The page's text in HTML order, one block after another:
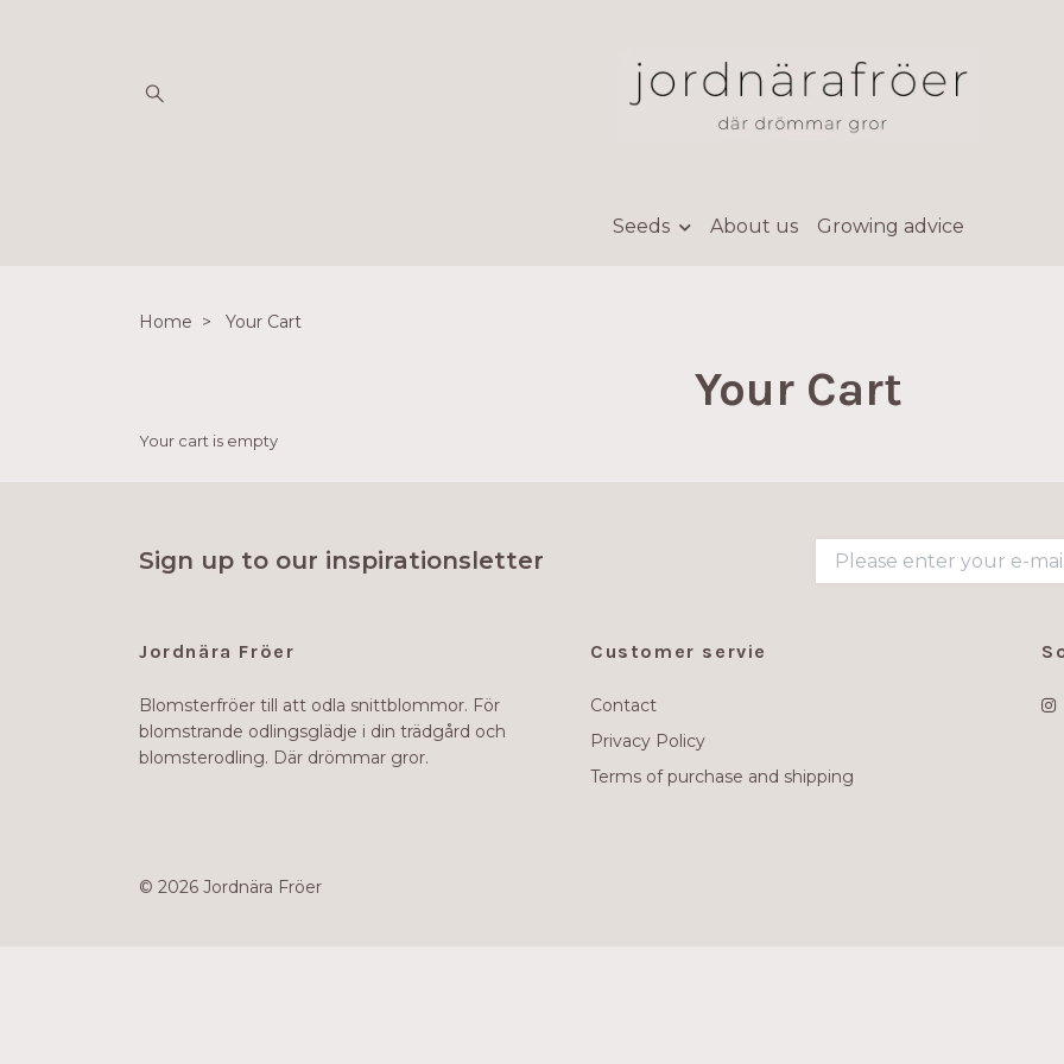
Seeds About us Growing advice
Home Your Cart
Your Cart
Your cart is empty
Sign up to our inspirationsletter
Jordnära Fröer
Blomsterfröer till att odla snittblommor. För
blomstrande odlingsglädje i din trädgård och
blomsterodling. Där drömmar gror.
Customer servie
Contact
Privacy Policy
Terms of purchase and shipping
© 2026 Jordnära Fröer